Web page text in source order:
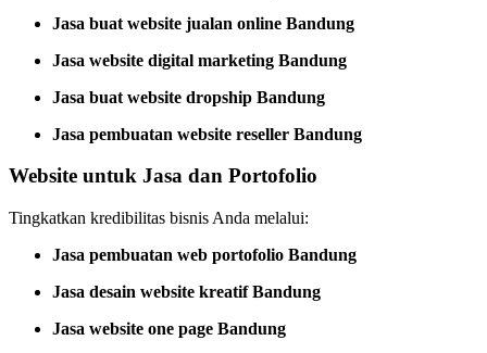
Jasa buat website jualan online Bandung
Jasa website digital marketing Bandung
Jasa buat website dropship Bandung
Jasa pembuatan website reseller Bandung
Website untuk Jasa dan Portofolio
Tingkatkan kredibilitas bisnis Anda melalui:
Jasa pembuatan web portofolio Bandung
Jasa desain website kreatif Bandung
Jasa website one page Bandung